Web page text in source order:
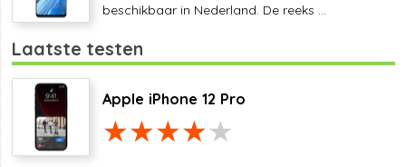
beschikbaar in Nederland. De reeks ...
Laatste testen
Apple iPhone 12 Pro